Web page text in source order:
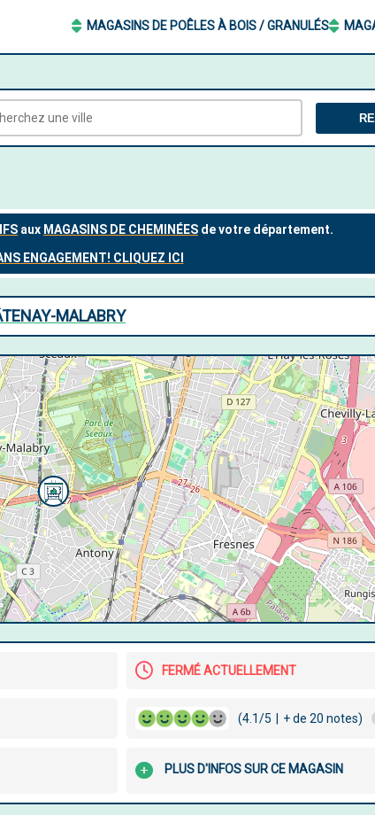
MAGASINS DE POÊLES À BOIS / GRANULÉS
MALABRY
FERMÉ ACTUELLEMENT
(4.1/5 + de 20 notes)
PLUS D'INFOS SUR CE MAGASIN